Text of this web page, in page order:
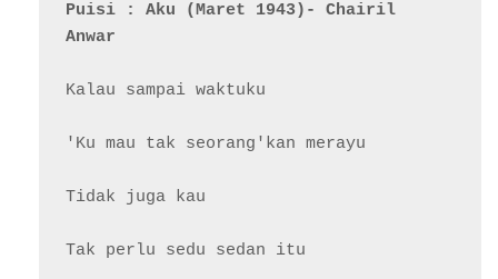
Puisi : Aku (Maret 1943)- Chairil
Anwar
Kalau sampai waktuku
'Ku mau tak seorang'kan merayu
Tidak juga kau
Tak perlu sedu sedan itu